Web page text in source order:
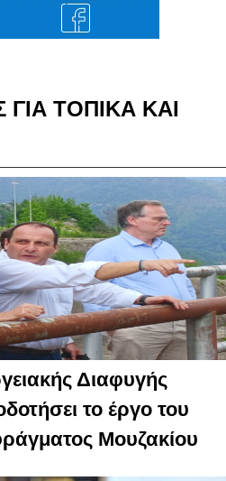
ΓΙΑ ΤΟΠΙΚΑ ΚΑΙ
Διαφυγής
το έργο του
Μουζακίου